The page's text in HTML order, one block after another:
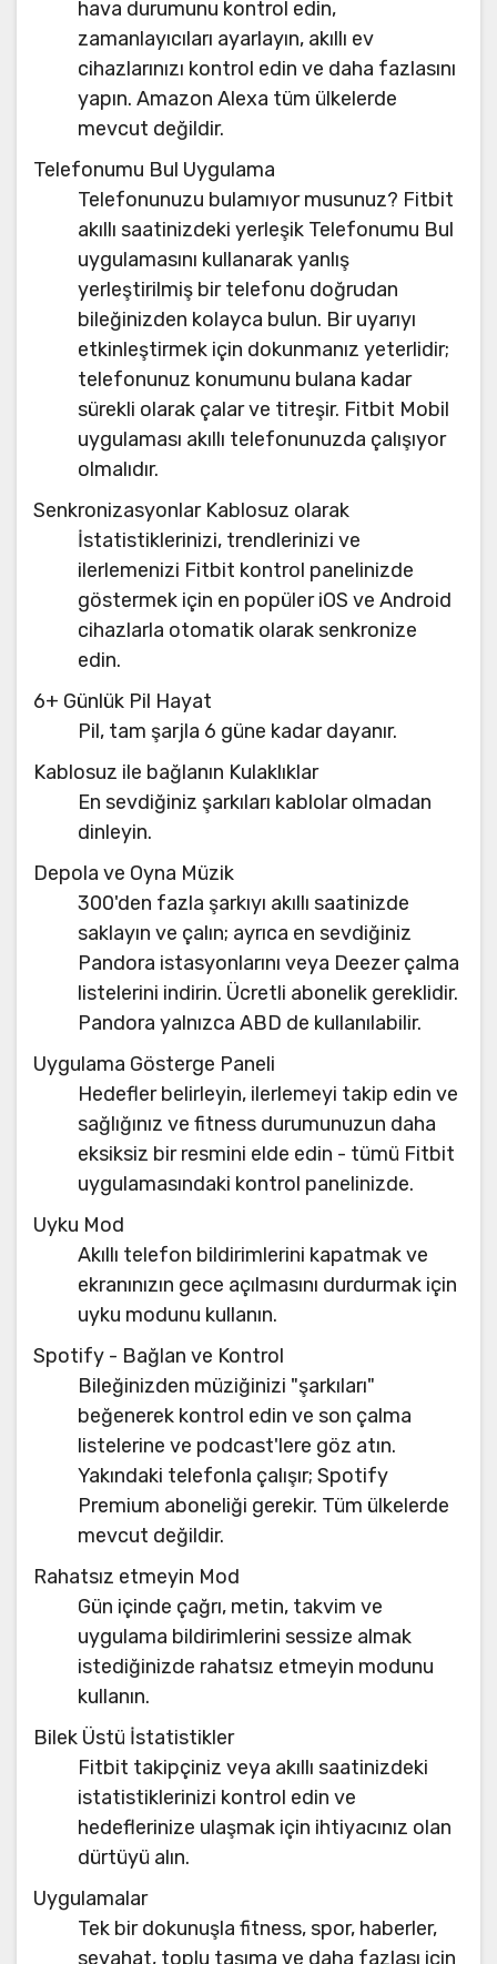
hava durumunu kontrol edin,
zamanlayıcıları ayarlayın, akıllı ev
cihazlarınızı kontrol edin ve daha fazlasını
yapın. Amazon Alexa tüm ülkelerde
mevcut değildir.
Telefonumu Bul Uygulama
Telefonunuzu bulamıyor musunuz? Fitbit
akıllı saatinizdeki yerleşik Telefonumu Bul
uygulamasını kullanarak yanlış
yerleştirilmiş bir telefonu doğrudan
bileğinizden kolayca bulun. Bir uyarıyı
etkinleştirmek için dokunmanız yeterlidir;
telefonunuz konumunu bulana kadar
sürekli olarak çalar ve titreşir. Fitbit Mobil
uygulaması akıllı telefonunuzda çalışıyor
olmalıdır.
Senkronizasyonlar Kablosuz olarak
İstatistiklerinizi, trendlerinizi ve
ilerlemenizi Fitbit kontrol panelinizde
göstermek için en popüler iOS ve Android
cihazlarla otomatik olarak senkronize
edin.
6+ Günlük Pil Hayat
Pil, tam şarjla 6 güne kadar dayanır.
Kablosuz ile bağlanın Kulaklıklar
En sevdiğiniz şarkıları kablolar olmadan
dinleyin.
Depola ve Oyna Müzik
300'den fazla şarkıyı akıllı saatinizde
saklayın ve çalın; ayrıca en sevdiğiniz
Pandora istasyonlarını veya Deezer çalma
listelerini indirin. Ücretli abonelik gereklidir.
Pandora yalnızca ABD de kullanılabilir.
Uygulama Gösterge Paneli
Hedefler belirleyin, ilerlemeyi takip edin ve
sağlığınız ve fitness durumunuzun daha
eksiksiz bir resmini elde edin - tümü Fitbit
uygulamasındaki kontrol panelinizde.
Uyku Mod
Akıllı telefon bildirimlerini kapatmak ve
ekranınızın gece açılmasını durdurmak için
uyku modunu kullanın.
Spotify - Bağlan ve Kontrol
Bileğinizden müziğinizi "şarkıları"
beğenerek kontrol edin ve son çalma
listelerine ve podcast'lere göz atın.
Yakındaki telefonla çalışır; Spotify
Premium aboneliği gerekir. Tüm ülkelerde
mevcut değildir.
Rahatsız etmeyin Mod
Gün içinde çağrı, metin, takvim ve
uygulama bildirimlerini sessize almak
istediğinizde rahatsız etmeyin modunu
kullanın.
Bilek Üstü İstatistikler
Fitbit takipçiniz veya akıllı saatinizdeki
istatistiklerinizi kontrol edin ve
hedeflerinize ulaşmak için ihtiyacınız olan
dürtüyü alın.
Uygulamalar
Tek bir dokunuşla fitness, spor, haberler,
seyahat, toplu taşıma ve daha fazlası için